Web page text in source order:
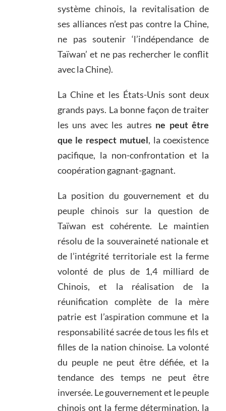
système chinois, la revitalisation de
ses alliances n’est pas contre la Chine,
ne pas soutenir ‘l’indépendance de
Taïwan’ et ne pas rechercher le conflit
avec la Chine).
La Chine et les États-Unis sont deux
grands pays. La bonne façon de traiter
les uns avec les autres ne peut être
que le respect mutuel, la coexistence
pacifique, la non-confrontation et la
coopération gagnant-gagnant.
La position du gouvernement et du
peuple chinois sur la question de
Taïwan est cohérente. Le maintien
résolu de la souveraineté nationale et
de l’intégrité territoriale est la ferme
volonté de plus de 1,4 milliard de
Chinois, et la réalisation de la
réunification complète de la mère
patrie est l’aspiration commune et la
responsabilité sacrée de tous les fils et
filles de la nation chinoise. La volonté
du peuple ne peut être défiée, et la
tendance des temps ne peut être
inversée. Le gouvernement et le peuple
chinois ont la ferme détermination, la